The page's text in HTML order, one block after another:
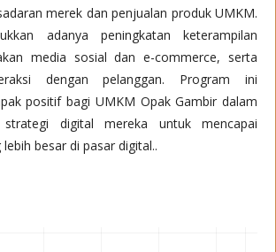
merek dan penjualan produk UMKM.
adanya peningkatan keterampilan
media sosial dan e-commerce, serta
dengan pelanggan. Program ini
positif bagi UMKM Opak Gambir dalam
strategi digital mereka untuk mencapai
besar di pasar digital..